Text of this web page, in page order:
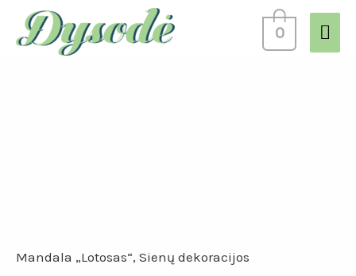
0
Mandala „Lotosas“, Sienų dekoracijos